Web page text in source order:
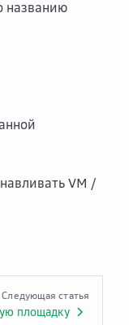
названию
VM /
Следующая статья
площадку